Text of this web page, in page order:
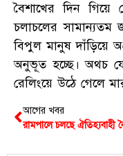
বৈশাখের দিন
চলাচলের সামান্যতম
বিপুল মানুষ দাঁড়িয়ে
অনুভূত হচ্ছে। অথচ
রেলিংয়ে উঠে গেলে
আগের খবর